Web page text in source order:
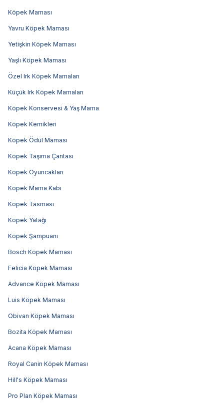
Köpek Maması
Yavru Köpek Maması
Yetişkin Köpek Maması
Yaşlı Köpek Maması
Özel Irk Köpek Mamaları
Küçük Irk Köpek Mamaları
Köpek Konservesi & Yaş Mama
Köpek Kemikleri
Köpek Ödül Maması
Köpek Taşıma Çantası
Köpek Oyuncakları
Köpek Mama Kabı
Köpek Tasması
Köpek Yatağı
Köpek Şampuanı
Bosch Köpek Maması
Felicia Köpek Maması
Advance Köpek Maması
Luis Köpek Maması
Obivan Köpek Maması
Bozita Köpek Maması
Acana Köpek Maması
Royal Canin Köpek Maması
Hill's Köpek Maması
Pro Plan Köpek Maması